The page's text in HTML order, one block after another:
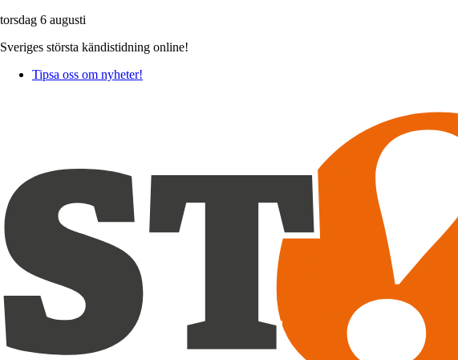
torsdag 6 augusti
Sveriges största kändistidning online!
Tipsa oss om nyheter!